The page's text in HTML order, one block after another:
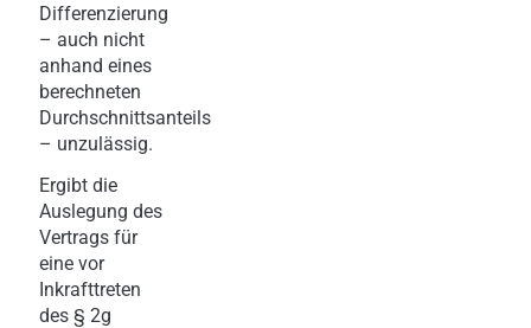
Differenzierung
– auch nicht
anhand eines
berechneten
Durchschnittsanteils
– unzulässig.
Ergibt die
Auslegung des
Vertrags für
eine vor
Inkrafttreten
des § 2g